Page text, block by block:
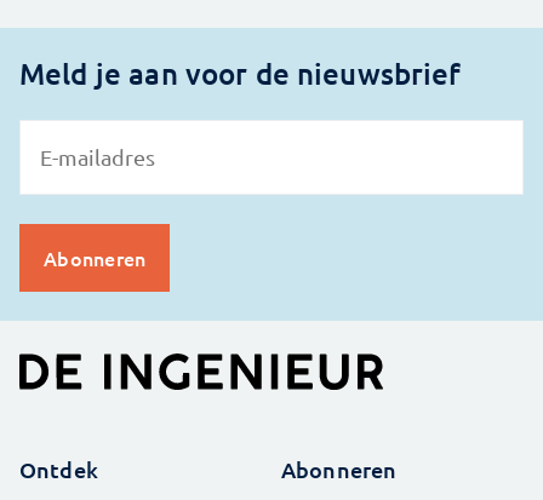
Meld je aan voor de nieuwsbrief
Ontdek Abonneren